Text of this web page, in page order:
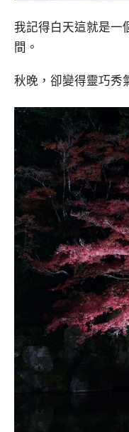
我記得白天這就是一
間。
秋晚，卻變得靈巧秀